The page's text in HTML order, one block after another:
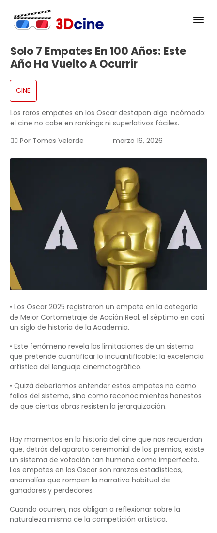
Solo 7 Empates En 100 Años: Este
Año Ha Vuelto A Ocurrir
CINE
Los raros empates en los Oscar destapan algo incómodo:
el cine no cabe en rankings ni superlativos fáciles.
✍🏻 Por Tomas Velarde marzo 16, 2026
• Los Oscar 2025 registraron un empate en la categoría
de Mejor Cortometraje de Acción Real, el séptimo en casi
un siglo de historia de la Academia.
• Este fenómeno revela las limitaciones de un sistema
que pretende cuantificar lo incuantificable: la excelencia
artística del lenguaje cinematográfico.
• Quizá deberíamos entender estos empates no como
fallos del sistema, sino como reconocimientos honestos
de que ciertas obras resisten la jerarquización.
Hay momentos en la historia del cine que nos recuerdan
que, detrás del aparato ceremonial de los premios, existe
un sistema de votación tan humano como imperfecto.
Los empates en los Oscar son rarezas estadísticas,
anomalías que rompen la narrativa habitual de
ganadores y perdedores.
Cuando ocurren, nos obligan a reflexionar sobre la
naturaleza misma de la competición artística.